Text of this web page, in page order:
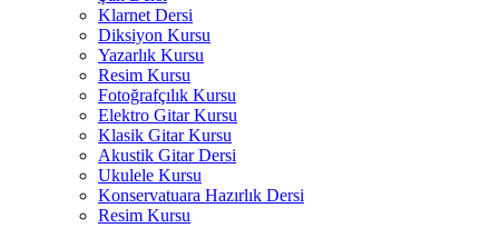
Klarnet Dersi
Diksiyon Kursu
Yazarlık Kursu
Resim Kursu
Fotoğrafçılık Kursu
Elektro Gitar Kursu
Klasik Gitar Kursu
Akustik Gitar Dersi
Ukulele Kursu
Konservatuara Hazırlık Dersi
Resim Kursu